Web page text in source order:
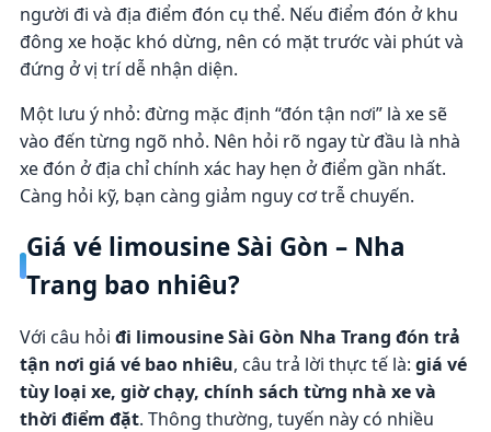
người đi và địa điểm đón cụ thể. Nếu điểm đón ở khu
đông xe hoặc khó dừng, nên có mặt trước vài phút và
đứng ở vị trí dễ nhận diện.
Một lưu ý nhỏ: đừng mặc định “đón tận nơi” là xe sẽ
vào đến từng ngõ nhỏ. Nên hỏi rõ ngay từ đầu là nhà
xe đón ở địa chỉ chính xác hay hẹn ở điểm gần nhất.
Càng hỏi kỹ, bạn càng giảm nguy cơ trễ chuyến.
Giá vé limousine Sài Gòn – Nha
Trang bao nhiêu?
Với câu hỏi đi limousine Sài Gòn Nha Trang đón trả
tận nơi giá vé bao nhiêu, câu trả lời thực tế là: giá vé
tùy loại xe, giờ chạy, chính sách từng nhà xe và
thời điểm đặt. Thông thường, tuyến này có nhiều